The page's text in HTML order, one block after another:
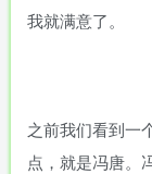
我就满意了。
之前我们看到一
点，就是冯唐。